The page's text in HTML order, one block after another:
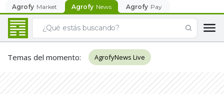
Agrofy Market Agrofy News Agrofy Pay
Temas del momento: AgrofyNews Live